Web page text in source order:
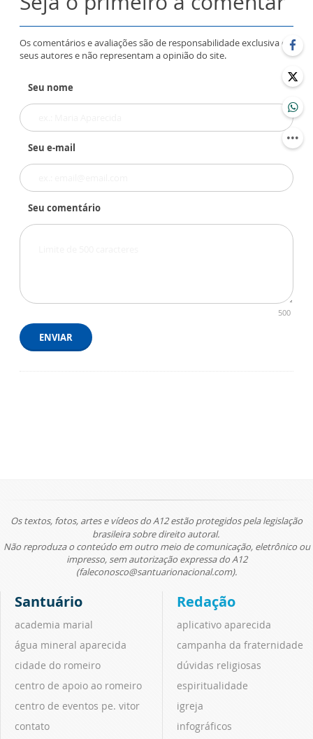
Os comentários e avaliações são de responsabilidade exclusiva de
seus autores e não representam a opinião do site.
Seu nome
Seu e-mail
Seu comentário
500
ENVIAR
Os textos, fotos, artes e vídeos do A12 estão protegidos pela legislação
brasileira sobre direito autoral.
Não reproduza o conteúdo em outro meio de comunicação, eletrônico ou
impresso, sem autorização expressa do A12
(faleconosco@santuarionacional.com).
Santuário
academia marial
água mineral aparecida
cidade do romeiro
centro de apoio ao romeiro
centro de eventos pe. vitor
contato
Redação
aplicativo aparecida
campanha da fraternidade
dúvidas religiosas
espiritualidade
igreja
infográficos